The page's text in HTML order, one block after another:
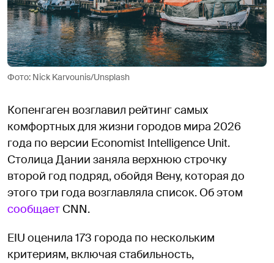
Фото: Nick Karvounis/Unsplash
Копенгаген возглавил рейтинг самых
комфортных для жизни городов мира 2026
года по версии Economist Intelligence Unit.
Столица Дании заняла верхнюю строчку
второй год подряд, обойдя Вену, которая до
этого три года возглавляла список. Об этом
сообщает CNN.
EIU оценила 173 города по нескольким
критериям, включая стабильность,